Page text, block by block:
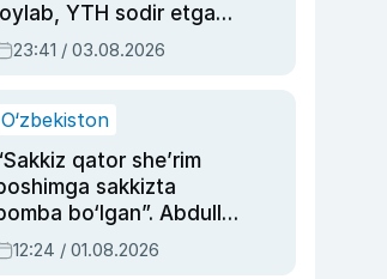
YTH sodir etgan
sud hukmi o‘qildi
23:41 / 03.08.2026
O‘zbekiston
qator she’rim
sakkizta
bo‘lgan”. Abdulla
siyosiy
asrab
12:24 / 01.08.2026